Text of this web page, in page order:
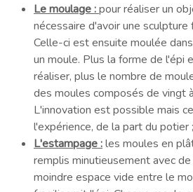
Le moulage :pour réaliser un
nécessaire d'avoir une sculpture
Celle-ci est ensuite moulée
un moule. Plus la forme de l'épi
réaliser, plus le nombre de
des moules composés de vingt
L'innovation est possible mais
l'expérience, de la part du potier ;
L'estampage :les moules en
remplis minutieusement avec
moindre espace vide entre le